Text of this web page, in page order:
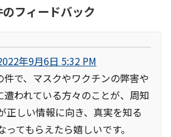
フィードバック
年9月6日 5:32 PM
件で、マスクやワクチンの弊害や
遭われている方々のことが、周知
正しい情報に向き、真実を知る
ってもらえたら嬉しいです。